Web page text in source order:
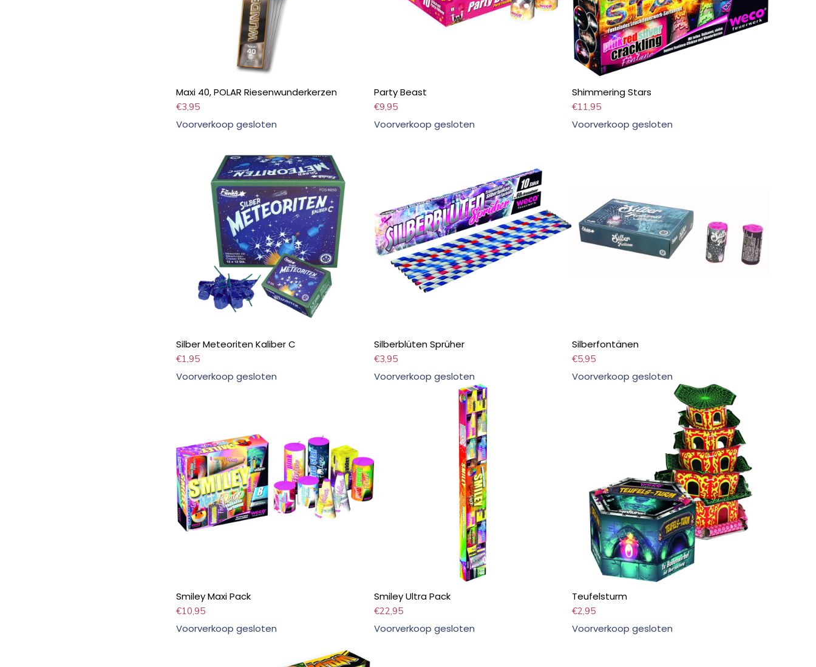
Maxi 40, POLAR Riesenwunderkerzen
€3,95
Voorverkoop gesloten
Party Beast
€9,95
Voorverkoop gesloten
Shimmering Stars
€11,95
Voorverkoop gesloten
Silber Meteoriten Kaliber C
€1,95
Voorverkoop gesloten
Silberblüten Sprüher
€3,95
Voorverkoop gesloten
Silberfontänen
€5,95
Voorverkoop gesloten
Smiley Maxi Pack
€10,95
Voorverkoop gesloten
Smiley Ultra Pack
€22,95
Voorverkoop gesloten
Teufelsturm
€2,95
Voorverkoop gesloten